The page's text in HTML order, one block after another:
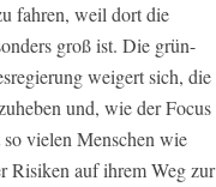
fahren, weil dort die
groß ist. Die grün-
weigert sich, die
und, wie derFocus
vielen Menschen wie
Risiken auf ihrem Weg zur